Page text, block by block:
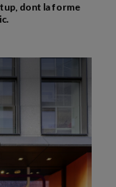
dont la forme